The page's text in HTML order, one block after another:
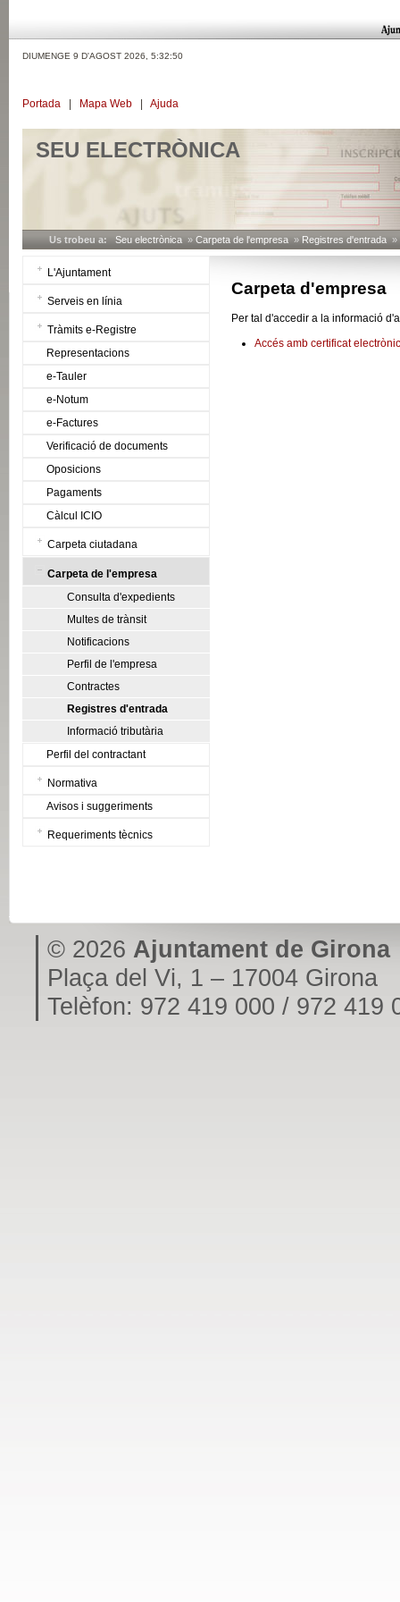
DIUMENGE 9 D'AGOST 2026, 5:32:50
Portada Mapa Web Ajuda
SEU ELECTRÒNICA
Us trobeu a: Seu electrònica » Carpeta de l'empresa » Registres d'entrada »
L'Ajuntament
Serveis en línia
Tràmits e-Registre
Representacions
e-Tauler
e-Notum
e-Factures
Verificació de documents
Oposicions
Pagaments
Càlcul ICIO
Carpeta ciutadana
Carpeta de l'empresa
Consulta d'expedients
Multes de trànsit
Notificacions
Perfil de l'empresa
Contractes
Registres d'entrada
Informació tributària
Perfil del contractant
Normativa
Avisos i suggeriments
Requeriments tècnics
Carpeta d'empresa
Per tal d'accedir a la informació
Accés amb certificat
© 2026 Ajuntament de Girona
Plaça del Vi, 1 – 17004 Girona
Telèfon: 972 419 000 / 972 419